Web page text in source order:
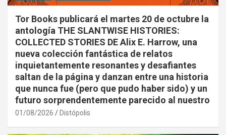
Tor Books publicará el martes 20 de octubre la
antología THE SLANTWISE HISTORIES:
COLLECTED STORIES DE Alix E. Harrow, una
nueva colección fantástica de relatos
inquietantemente resonantes y desafiantes
saltan de la página y danzan entre una historia
que nunca fue (pero que pudo haber sido) y un
futuro sorprendentemente parecido al nuestro
01/08/2026 Distópolis